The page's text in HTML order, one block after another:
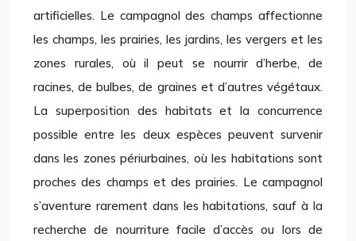
artificielles. Le campagnol des champs affectionne
les champs, les prairies, les jardins, les vergers et les
zones rurales, où il peut se nourrir d’herbe, de
racines, de bulbes, de graines et d’autres végétaux.
La superposition des habitats et la concurrence
possible entre les deux espèces peuvent survenir
dans les zones périurbaines, où les habitations sont
proches des champs et des prairies. Le campagnol
s’aventure rarement dans les habitations, sauf à la
recherche de nourriture facile d’accès ou lors de